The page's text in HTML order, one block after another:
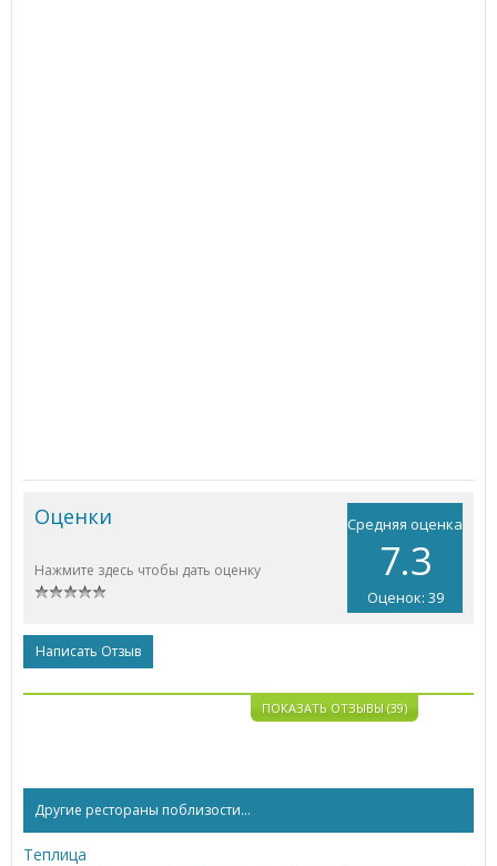
Средняя оценка
7.3
Оценок: 39
Оценки
Нажмите здесь чтобы дать оценку
Написать Отзыв
ПОКАЗАТЬ ОТЗЫВЫ (39)
Другие рестораны поблизости...
Теплица